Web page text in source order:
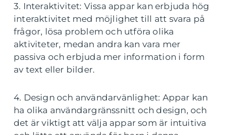
3. Interaktivitet: Vissa appar kan erbjuda hög
interaktivitet med möjlighet till att svara på
frågor, lösa problem och utföra olika
aktiviteter, medan andra kan vara mer
passiva och erbjuda mer information i form
av text eller bilder.
4. Design och användarvänlighet: Appar kan
ha olika användargränssnitt och design, och
det är viktigt att välja appar som är intuitiva